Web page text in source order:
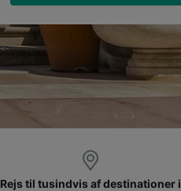
Rejs til tusindvis af destinationer i